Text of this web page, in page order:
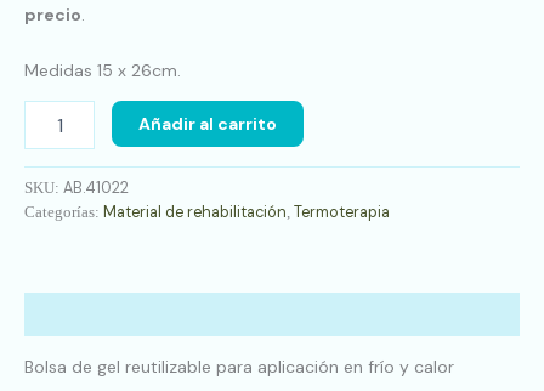
precio.
Medidas 15 x 26cm.
Añadir al carrito
SKU: AB.41022
Categorías: Material de rehabilitación Termoterapia
Bolsa de gel reutilizable para aplicación en frío y calor